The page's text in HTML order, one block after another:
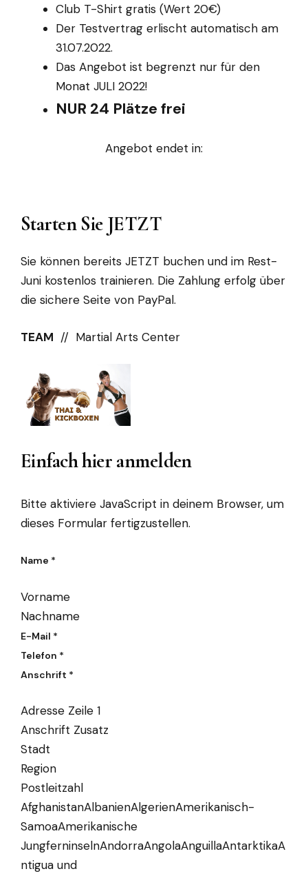
Club T-Shirt gratis (Wert 20€)
Der Testvertrag erlischt automatisch am
31.07.2022.
Das Angebot ist begrenzt nur für den
Monat JULI 2022!
NUR 24 Plätze frei
Angebot endet in:
Starten Sie JETZT
Sie können bereits JETZT buchen und im Rest-
Juni kostenlos trainieren. Die Zahlung erfolg über
die sichere Seite von PayPal.
TEAM // Martial Arts Center
Einfach hier anmelden
Bitte aktiviere JavaScript in deinem Browser, um
dieses Formular fertigzustellen.
Name *
Vorname
Nachname
E-Mail *
Telefon *
Anschrift *
Adresse Zeile 1
Anschrift Zusatz
Stadt
Region
Postleitzahl
AfghanistanAlbanienAlgerienAmerikanisch-
SamoaAmerikanische
JungferninselnAndorraAngolaAnguillaAntarktikaA
ntigua und